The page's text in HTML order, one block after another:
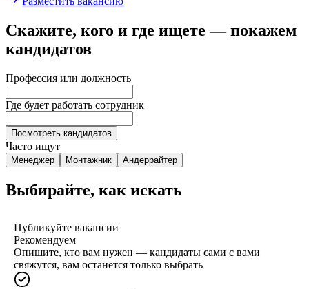
Скажите, кого и где ищете — покажем
кандидатов
Профессия или должность
Где будет работать сотрудник
Посмотреть кандидатов
Часто ищут
Менеджер Монтажник Андеррайтер
Выбирайте, как искать
Публикуйте вакансии
Рекомендуем
Опишите, кто вам нужен — кандидаты сами с вами
свяжутся, вам останется только выбрать